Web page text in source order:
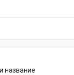
название